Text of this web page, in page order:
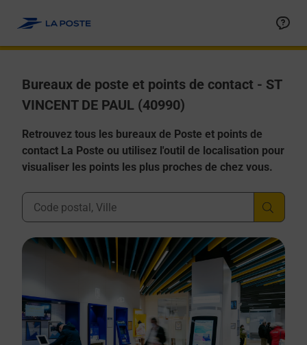
Bureaux de poste et points de contact - ST
VINCENT DE PAUL (40990)
Retrouvez tous les bureaux de Poste et points de
contact La Poste ou utilisez l'outil de localisation pour
visualiser les points les plus proches de chez vous.
Ville, Département, Code Postal